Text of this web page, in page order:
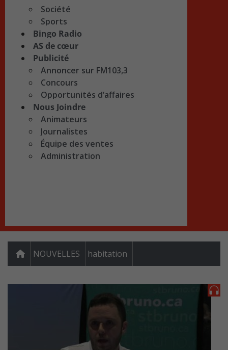
Société
Sports
Bingo Radio
AS de cœur
Publicité
Annoncer sur FM103,3
Concours
Opportunités d’affaires
Nous Joindre
Animateurs
Journalistes
Équipe des ventes
Administration
NOUVELLES habitation